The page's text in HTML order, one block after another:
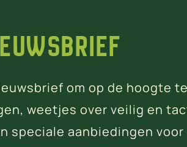
om op de hoogte
weetjes over veilig en
speciale aanbiedingen voor